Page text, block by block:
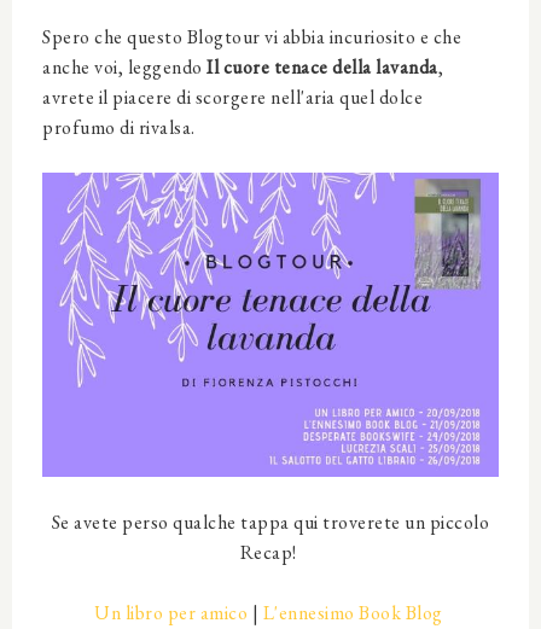
Spero che questo Blogtour vi abbia incuriosito e che
anche voi, leggendo Il cuore tenace della lavanda,
avrete il piacere di scorgere nell'aria quel dolce
profumo di rivalsa.
Se avete perso qualche tappa qui troverete un piccolo
Recap!
Un libro per amico | L'ennesimo Book Blog